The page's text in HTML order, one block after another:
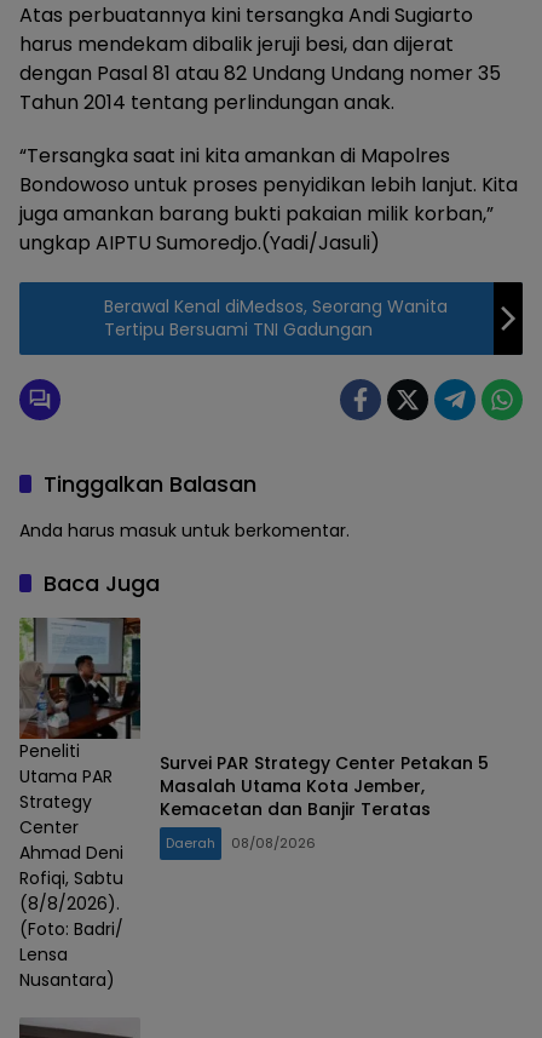
Atas perbuatannya kini tersangka Andi Sugiarto
harus mendekam dibalik jeruji besi, dan dijerat
dengan Pasal 81 atau 82 Undang Undang nomer 35
Tahun 2014 tentang perlindungan anak.
“Tersangka saat ini kita amankan di Mapolres
Bondowoso untuk proses penyidikan lebih lanjut. Kita
juga amankan barang bukti pakaian milik korban,”
ungkap AIPTU Sumoredjo.(Yadi/Jasuli)
Berawal Kenal diMedsos, Seorang Wanita
Tertipu Bersuami TNI Gadungan
Tinggalkan Balasan
Anda harus masuk untuk berkomentar.
Baca Juga
Peneliti
Utama PAR
Strategy
Center
Ahmad Deni
Rofiqi, Sabtu
(8/8/2026).
(Foto: Badri/
Lensa
Nusantara)
Survei PAR Strategy Center Petakan 5
Masalah Utama Kota Jember,
Kemacetan dan Banjir Teratas
Daerah 08/08/2026